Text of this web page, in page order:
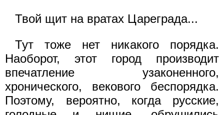
Твой щит на вратах Цареграда...
Тут тоже нет никакого порядка.
Наоборот, этот город производит
впечатление узаконенного,
хронического, векового беспорядка.
Поэтому, вероятно, когда русские,